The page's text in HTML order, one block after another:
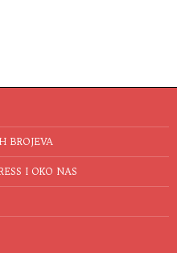
BROJEVA
I OKO NAS